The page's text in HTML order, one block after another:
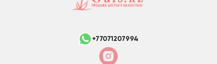
+77071207994